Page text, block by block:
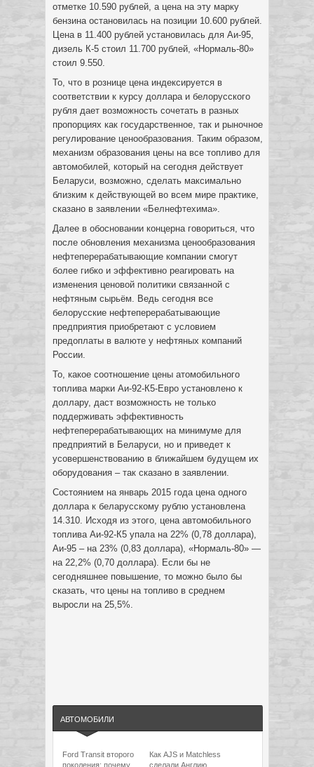
отметке 10.590 рублей, а цена на эту марку
бензина остановилась на позиции 10.600 рублей.
Цена в 11.400 рублей установилась для Аи-95,
дизель К-5 стоил 11.700 рублей, «Нормаль-80»
стоил 9.550.
То, что в рознице цена индексируется в
соответствии к курсу доллара и белорусского
рубля дает возможность сочетать в разных
пропорциях как государственное, так и рыночное
регулирование ценообразования. Таким образом,
механизм образования цены на все топливо для
автомобилей, который на сегодня действует
Беларуси, возможно, сделать максимально
близким к действующей во всем мире практике,
сказано в заявлении «Белнефтехима».
Далее в обосновании концерна говориться, что
после обновления механизма ценообразования
нефтеперерабатывающие компании смогут
более гибко и эффективно реагировать на
изменения ценовой политики связанной с
нефтяным сырьём. Ведь сегодня все
белорусские нефтеперерабатывающие
предприятия приобретают с условием
предоплаты в валюте у нефтяных компаний
России.
То, какое соотношение цены атомобильного
топлива марки Аи-92-К5-Евро установлено к
доллару, даст возможность не только
поддерживать эффективность
нефтеперерабатывающих на минимуме для
предприятий в Беларуси, но и приведет к
усовершенствованию в ближайшем будущем их
оборудования – так сказано в заявлении.
Состоянием на январь 2015 года цена одного
доллара к беларусскому рублю установлена
14.310. Исходя из этого, цена автомобильного
топлива Аи-92-К5 упала на 22% (0,78 доллара),
Аи-95 – на 23% (0,83 доллара), «Нормаль-80» —
на 22,2% (0,70 доллара). Если бы не
сегодняшнее повышение, то можно было бы
сказать, что цены на топливо в среднем
выросли на 25,5%.
АВТОМОБИЛИ
Ford Transit второго
поколения: почему
Как AJS и Matchless
сделали Англию